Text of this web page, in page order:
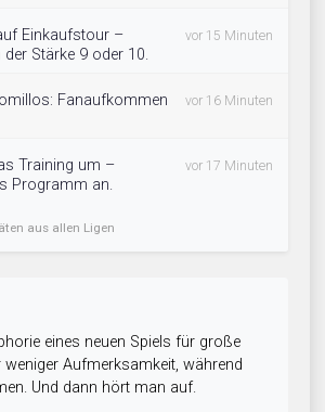
Einkaufstour –
Stärke 9 oder 10.
vor 15 Minuten
Fanaufkommen
vor 16 Minuten
Training um –
Programm an.
vor 17 Minuten
aus allen Ligen
eines neuen Spiels für große
Aufmerksamkeit, während
Und dann hört man auf.